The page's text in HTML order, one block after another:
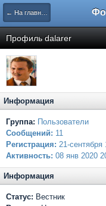
← На главную
Профиль dalarer
Информация
Группа: Пользователи
Сообщений: 11
Регистрация: 21-сентября
Активность: 08 янв 2020
Информация
Статус: Вестник